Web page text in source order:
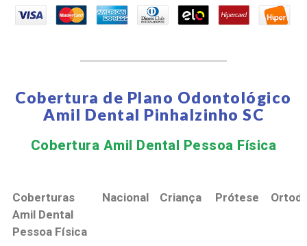
Cobertura de Plano Odontológico
Amil Dental Pinhalzinho SC
Cobertura Amil Dental Pessoa Física​
Coberturas
Amil Dental
Pessoa Física
Nacional Criança Prótese